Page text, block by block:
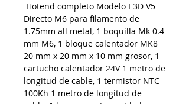
Hotend completo Modelo E3D V5
Directo M6 para filamento de
1.75mm all metal, 1 boquilla Mk 0.4
mm M6, 1 bloque calentador MK8
20 mm x 20 mm x 10 mm grosor, 1
cartucho calentador 24V 1 metro de
longitud de cable, 1 termistor NTC
100Kh 1 metro de longitud de